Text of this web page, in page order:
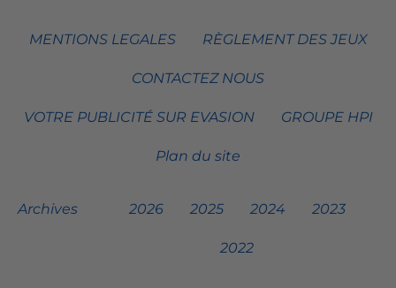
MENTIONS LEGALES RÈGLEMENT DES JEUX
CONTACTEZ NOUS
VOTRE PUBLICITÉ SUR EVASION GROUPE HPI
Plan du site
Archives 2026 2025 2024 2023
2022